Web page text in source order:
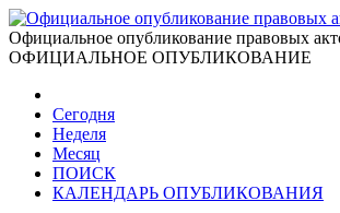
Официальное опубликование правовых
ОФИЦИАЛЬНОЕ ОПУБЛИКОВАНИЕ
Сегодня
Неделя
Месяц
ПОИСК
КАЛЕНДАРЬ ОПУБЛИКОВАНИЯ